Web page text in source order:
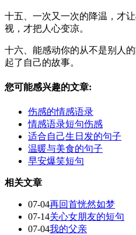
十五、一次又一次的降温，才
视，才把人心变凉。
十六、能感动你的从不是别人
起了自己的故事。
您可能感兴趣的文章:
伤感的情感语录
情感语录短句伤感
适合自己生日发的句子
温暖与美食的句子
早安爆笑短句
相关文章
07-04再回首恍然如梦
07-14关心女朋友的短句
07-04我的父亲